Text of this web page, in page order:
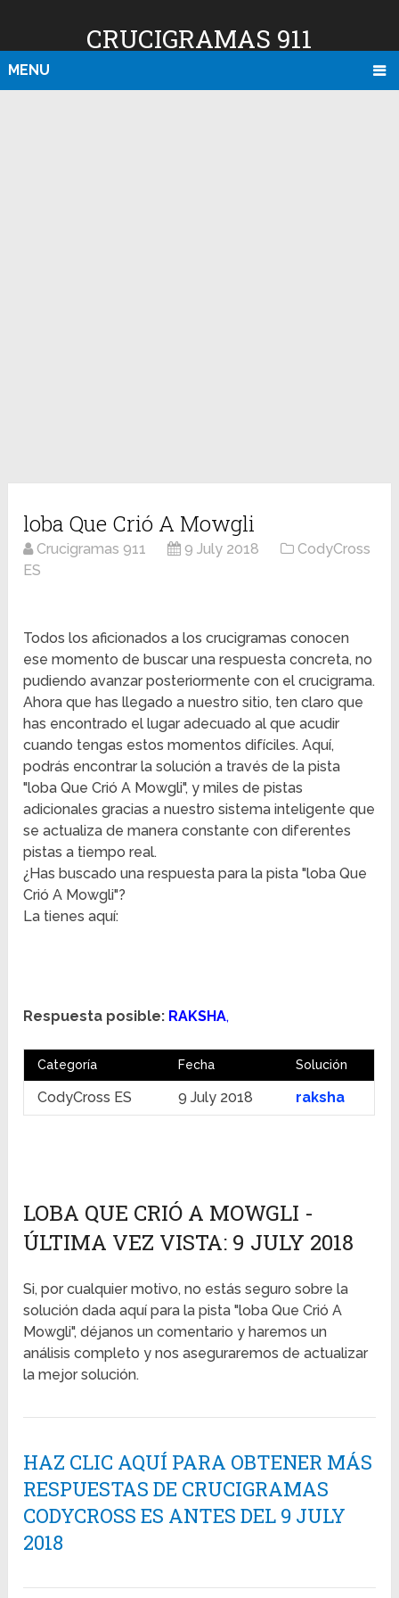
CRUCIGRAMAS 911
MENU
loba Que Crió A Mowgli
Crucigramas 911 9 July 2018
CodyCross
ES
Todos los aficionados a los crucigramas conocen
ese momento de buscar una respuesta concreta, no
pudiendo avanzar posteriormente con el crucigrama.
Ahora que has llegado a nuestro sitio, ten claro que
has encontrado el lugar adecuado al que acudir
cuando tengas estos momentos difíciles. Aquí,
podrás encontrar la solución a través de la pista
"loba Que Crió A Mowgli", y miles de pistas
adicionales gracias a nuestro sistema inteligente que
se actualiza de manera constante con diferentes
pistas a tiempo real.
¿Has buscado una respuesta para la pista "loba Que
Crió A Mowgli"?
La tienes aquí:
Respuesta posible: RAKSHA,
Categoría Fecha Solución
CodyCross ES 9 July 2018 raksha
LOBA QUE CRIÓ A MOWGLI -
ÚLTIMA VEZ VISTA: 9 JULY 2018
Si, por cualquier motivo, no estás seguro sobre la
solución dada aquí para la pista "loba Que Crió A
Mowgli", déjanos un comentario y haremos un
análisis completo y nos aseguraremos de actualizar
la mejor solución.
HAZ CLIC AQUÍ PARA OBTENER MÁS
RESPUESTAS DE CRUCIGRAMAS
CODYCROSS ES ANTES DEL 9 JULY
2018